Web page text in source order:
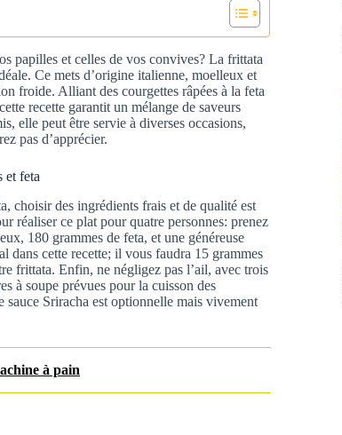
papilles et celles de vos convives? La frittata
Ce mets d’origine italienne, moelleux et
froide. Alliant des courgettes râpées à la feta
recette garantit un mélange de saveurs
elle peut être servie à diverses occasions,
pas d’apprécier.
et feta
choisir des ingrédients frais et de qualité est
réaliser ce plat pour quatre personnes: prenez
180 grammes de feta, et une généreuse
dans cette recette; il vous faudra 15 grammes
frittata. Enfin, ne négligez pas l’ail, avec trois
à soupe prévues pour la cuisson des
Sriracha est optionnelle mais vivement
à pain